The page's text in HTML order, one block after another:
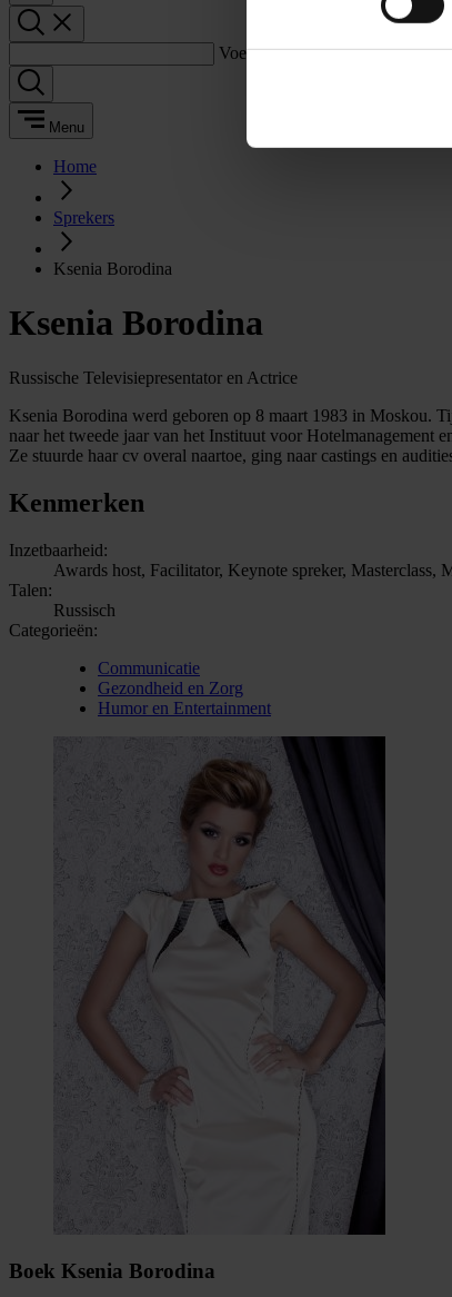
Voer een zoekterm in:
Menu
Home
Sprekers
Ksenia Borodina
Ksenia Borodina
Russische Televisiepresentator en Actrice
Ksenia Borodina werd geboren op 8 maart 1983 in Moskou.
naar het tweede jaar van het Instituut voor Hotelmanagement
Ze stuurde haar cv overal naartoe, ging naar castings en
Kenmerken
Inzetbaarheid:
Awards host, Facilitator, Keynote spreker, Masterclass,
Talen:
Russisch
Categorieën:
Communicatie
Gezondheid en Zorg
Humor en Entertainment
Boek Ksenia Borodina